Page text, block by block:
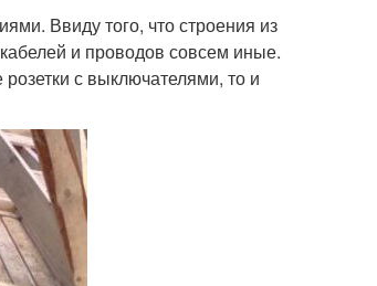
Ввиду того, что строения из
и проводов совсем иные.
с выключателями, то и